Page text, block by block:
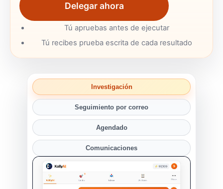
Delegar ahora
Tú apruebas antes de ejecutar
Tú recibes prueba escrita de cada resultado
Investigación
Seguimiento por correo
Agendado
Comunicaciones